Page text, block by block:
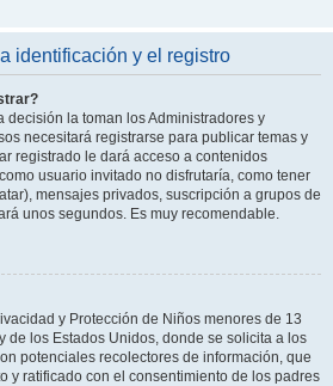
identificación y el registro
decisión la toman los Administradores y
necesitará registrarse para publicar temas y
registrado le dará acceso a contenidos
usuario invitado no disfrutaría, como tener
mensajes privados, suscripción a grupos de
unos segundos. Es muy recomendable.
y Protección de Niños menores de 13
de los Estados Unidos, donde se solicita a los
potenciales recolectores de información, que
y ratificado con el consentimiento de los padres